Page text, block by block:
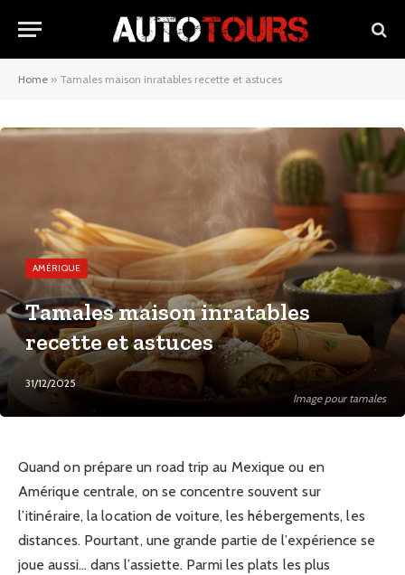
Home » Tamales maison inratables recette et astuces
Image pour tamales
AMÉRIQUE
Tamales maison inratables
recette et astuces
31/12/2025
Quand on prépare un road trip au Mexique ou en
Amérique centrale, on se concentre souvent sur
l’itinéraire, la location de voiture, les hébergements, les
distances. Pourtant, une grande partie de l’expérience se
joue aussi… dans l’assiette. Parmi les plats les plus